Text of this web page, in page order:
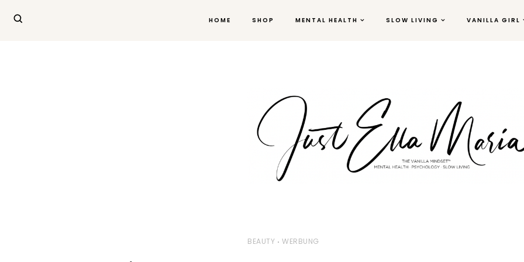
HOME SHOP MENTAL HEALTH SLOW LIVING VANILLA GIRL
BEAUTY WERBUNG